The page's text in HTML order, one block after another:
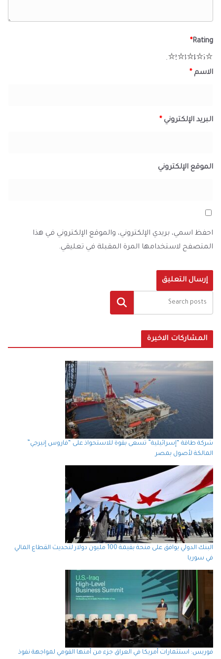
Rating
*
5
4
3
2
الاسم *
البريد الإلكتروني *
الموقع الإلكتروني
احفظ اسمي، بريدي الإلكتروني، والموقع الإلكتروني في هذا
المتصفح لاستخدامها المرة المقبلة في تعليقي.
البحث
المشاركات الاخيرة
شركة طاقة “إسرائيلية” تسعى بقوة للاستحواذ على “فاروس إنيرجي”
المالكة لأصول بمصر
البنك الدولي يوافق على منحة بقيمة 100 مليون دولار لتحديث القطاع المالي
في سوريا
فوربس: استثمارات أمريكا في العراق جزء من أمنها القومي لمواجهة نفوذ